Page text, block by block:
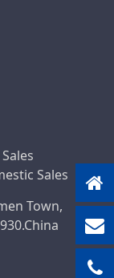
Sales
Town,